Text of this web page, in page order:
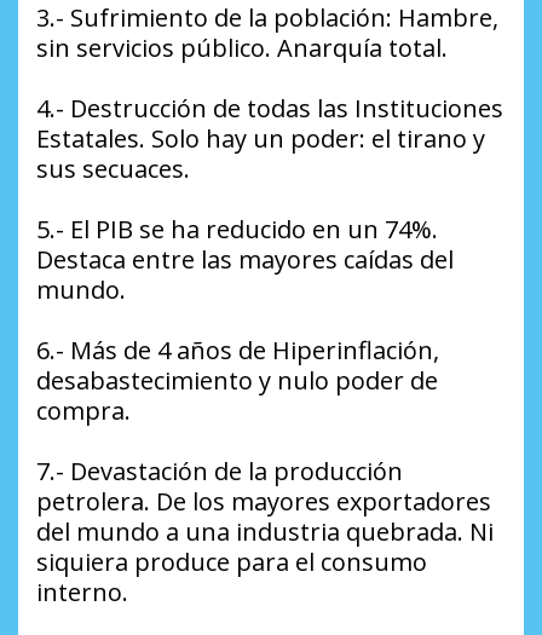
3.- Sufrimiento de la población: Hambre,
sin servicios público. Anarquía total.
4.- Destrucción de todas las Instituciones
Estatales. Solo hay un poder: el tirano y
sus secuaces.
5.- El PIB se ha reducido en un 74%.
Destaca entre las mayores caídas del
mundo.
6.- Más de 4 años de Hiperinflación,
desabastecimiento y nulo poder de
compra.
7.- Devastación de la producción
petrolera. De los mayores exportadores
del mundo a una industria quebrada. Ni
siquiera produce para el consumo
interno.